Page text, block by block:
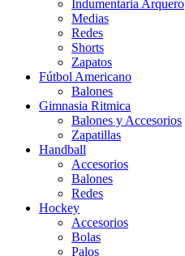
Indumentaria Arquero
Medias
Redes
Shorts
Zapatos
Fútbol Americano
Balones
Gimnasia Ritmica
Balones y Accesorios
Zapatillas
Handball
Accesorios
Balones
Redes
Hockey
Accesorios
Bolas
Palos